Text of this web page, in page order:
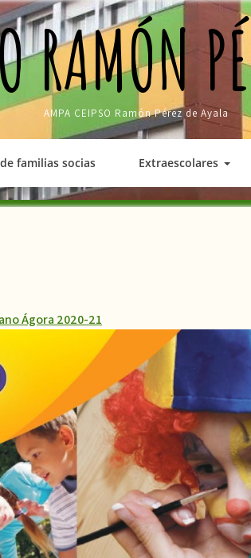
RAMÓN
AMPA CEIPSO Ramón Pérez de Ayala
familias socias Extraescolares
Ágora 2020-21